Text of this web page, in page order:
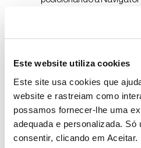
Este website utiliza cookies
Este site usa cookies que
website e rastreiam como
possamos fornecer-lhe uma
adequada e personalizada.
consentir, clicando em Aceitar.
O projeto permitirá à
parafood service/take
quais a fibra de
como diferenciadora. É a
fibra que permite a
lisura, próximos de
espessura e baixa